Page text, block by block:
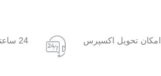
امکان تحویل اکسپرس 24 ساعته، 7 روز هفته